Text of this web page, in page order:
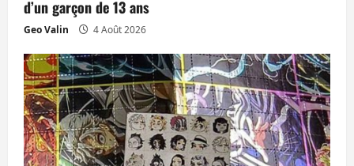
t
i
c
l
e
d’un garçon de 13 ans
Geo Valin 4 Août 2026